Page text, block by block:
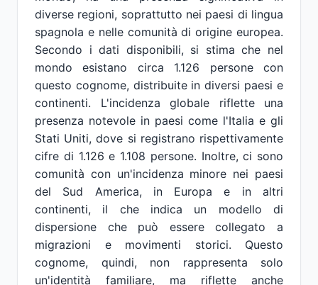
diverse regioni, soprattutto nei paesi di lingua
spagnola e nelle comunità di origine europea.
Secondo i dati disponibili, si stima che nel
mondo esistano circa 1.126 persone con
questo cognome, distribuite in diversi paesi e
continenti. L'incidenza globale riflette una
presenza notevole in paesi come l'Italia e gli
Stati Uniti, dove si registrano rispettivamente
cifre di 1.126 e 1.108 persone. Inoltre, ci sono
comunità con un'incidenza minore nei paesi
del Sud America, in Europa e in altri
continenti, il che indica un modello di
dispersione che può essere collegato a
migrazioni e movimenti storici. Questo
cognome, quindi, non rappresenta solo
un'identità familiare, ma riflette anche